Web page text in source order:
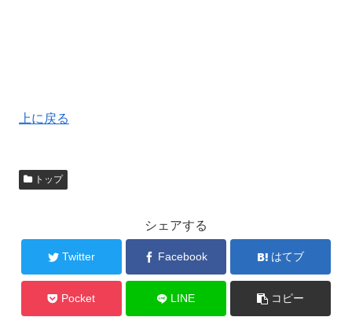
上に戻る
トップ
シェアする
Twitter Facebook はてブ
Pocket LINE コピー